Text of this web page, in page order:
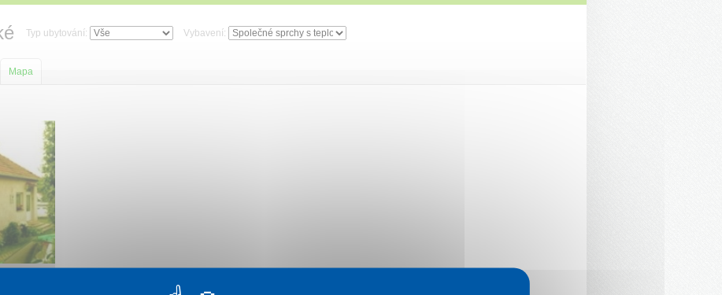
Typ ubytování: Vybavení:
Mapa